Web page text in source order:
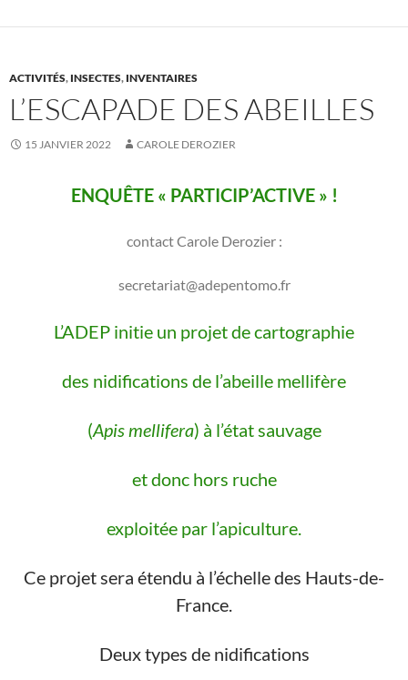
ACTIVITÉS, INSECTES, INVENTAIRES
L’ESCAPADE DES ABEILLES
15 JANVIER 2022 CAROLE DEROZIER
ENQUÊTE « PARTICIP’ACTIVE » !
contact Carole Derozier :
secretariat@adepentomo.fr
L’ADEP initie un projet de cartographie
des nidifications de l’abeille mellifère
(Apis mellifera) à l’état sauvage
et donc hors ruche
exploitée par l’apiculture.
Ce projet sera étendu à l’échelle des Hauts-de-
France.
Deux types de nidifications